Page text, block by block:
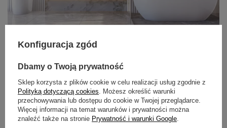
POZNAJ SYSTEM
WALL-BOX
BALNEO
Konfiguracja zgód
Dbamy o Twoją prywatność
Sklep korzysta z plików cookie w celu realizacji usług zgodnie z
Polityką dotyczącą cookies. Możesz określić warunki
przechowywania lub dostępu do cookie w Twojej przeglądarce.
Więcej informacji na temat warunków i prywatności można
znaleźć także na stronie Prywatność i warunki Google.